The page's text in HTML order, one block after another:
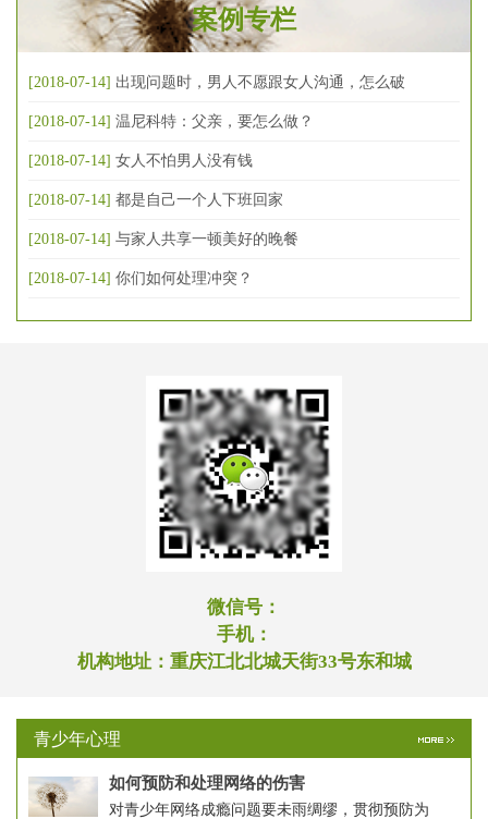
案例专栏
[2018-07-14] 出现问题时，男人不愿跟女人沟通，怎么破
[2018-07-14] 温尼科特：父亲，要怎么做？
[2018-07-14] 女人不怕男人没有钱
[2018-07-14] 都是自己一个人下班回家
[2018-07-14] 与家人共享一顿美好的晚餐
[2018-07-14] 你们如何处理冲突？
微信号：
手机：
机构地址： 重庆江北北城天街33号东和城
青少年心理
如何预防和处理网络的伤害
对青少年网络成瘾问题要未雨绸缪，贯彻预防为